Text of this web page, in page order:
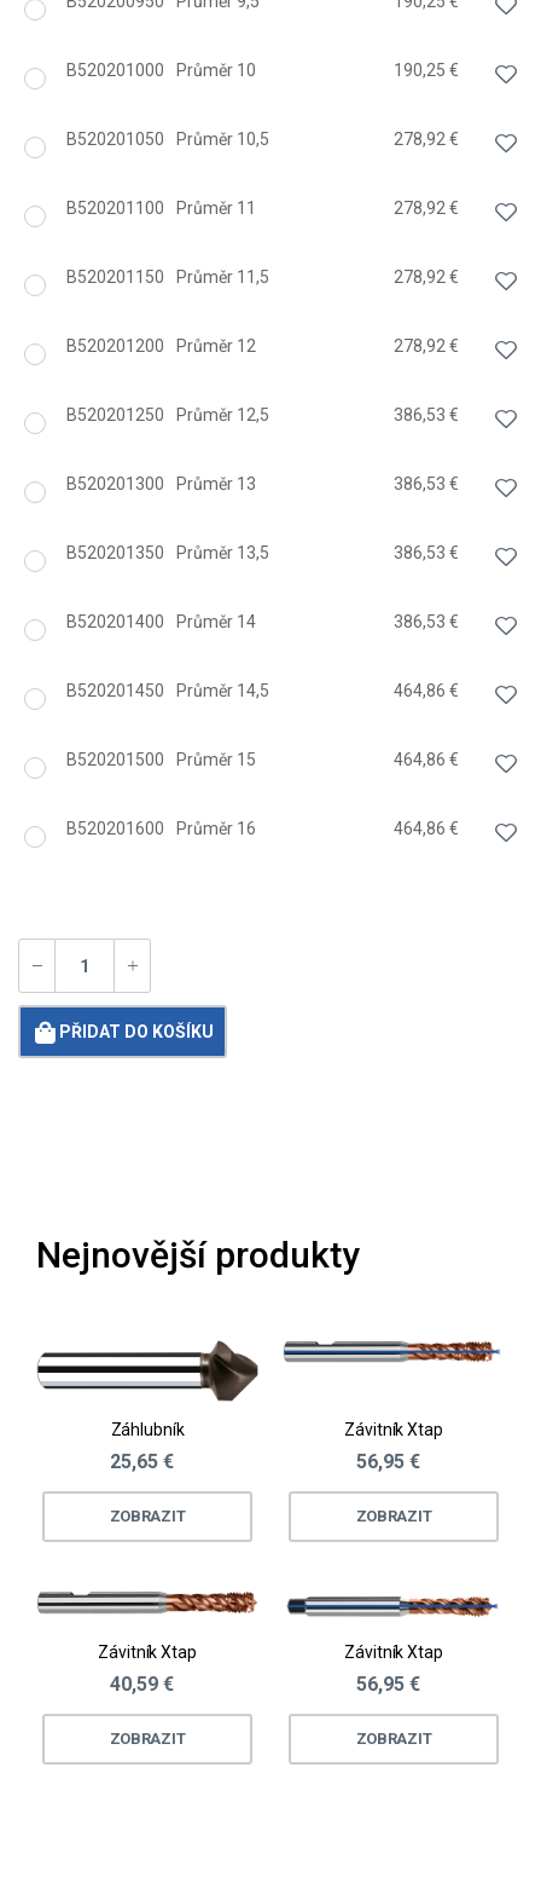
B520201000 Průměr 10 190,25 €
B520201050 Průměr 10,5 278,92 €
B520201100 Průměr 11 278,92 €
B520201150 Průměr 11,5 278,92 €
B520201200 Průměr 12 278,92 €
B520201250 Průměr 12,5 386,53 €
B520201300 Průměr 13 386,53 €
B520201350 Průměr 13,5 386,53 €
B520201400 Průměr 14 386,53 €
B520201450 Průměr 14,5 464,86 €
B520201500 Průměr 15 464,86 €
B520201600 Průměr 16 464,86 €
PŘIDAT DO KOŠÍKU
Nejnovější produkty
Záhlubník
25,65 €
ZOBRAZIT
Závitník Xtap
56,95 €
ZOBRAZIT
Závitník Xtap
40,59 €
ZOBRAZIT
Závitník Xtap
56,95 €
ZOBRAZIT